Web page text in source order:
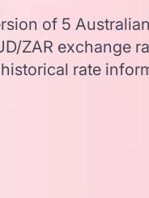
of 5
ZAR exchange
rate